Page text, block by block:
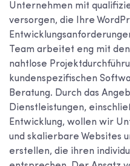
Unternehmen mit
versorgen, die Ihre
Team arbeitet eng mit
nahtlose
kundenspezifischen
Beratung. Durch das
Dienstleistungen,
Entwicklung, wollen wir
und skalierbare Websites
erstellen, die ihren